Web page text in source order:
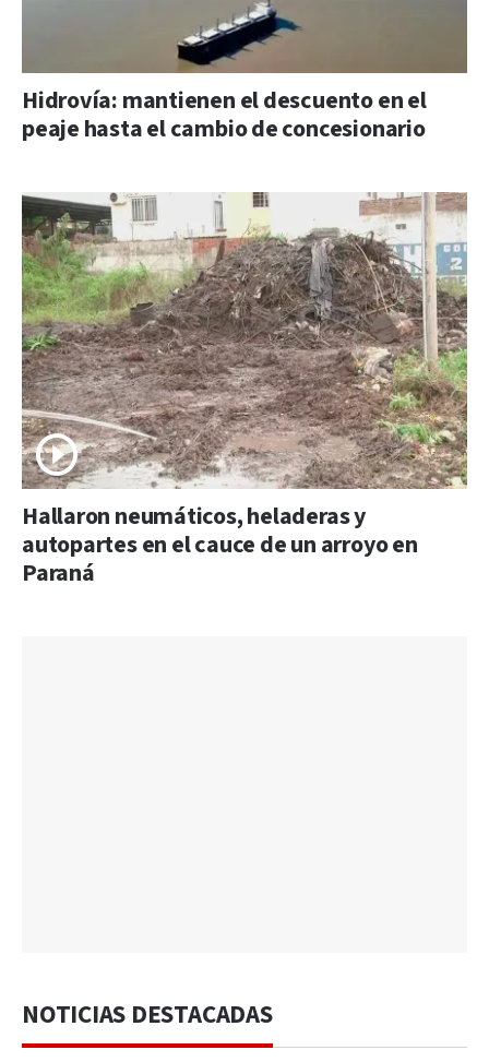
Hidrovía: mantienen el descuento en el
peaje hasta el cambio de concesionario
Hallaron neumáticos, heladeras y
autopartes en el cauce de un arroyo en
Paraná
NOTICIAS DESTACADAS